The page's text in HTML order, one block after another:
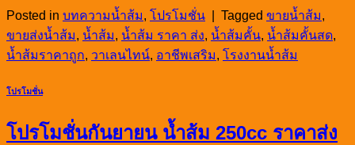
Posted in บทความน้ำส้ม, โปรโมชั่น Tagged ขายน้ำส้ม,
ขายส่งน้ำส้ม, น้ำส้ม, น้ำส้ม ราคา ส่ง, น้ำส้มคั้น, น้ำส้มคั้นสด,
น้ำส้มราคาถูก, วาเลนไทน์, อาชีพเสริม, โรงงานน้ำส้ม
โปรโมชั่น
โปรโมชั่นกันยายน น้ำส้ม 250cc ราคาส่ง